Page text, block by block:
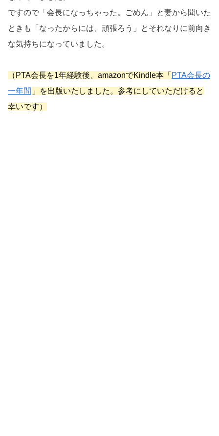
ですので「会長になっちゃった。ごめん」と妻から聞いた
ときも「なったからには、頑張ろう」とそれなりに前向き
な気持ちになっていました。
（PTA会長を1年経験後、amazonでKindle本「 PTA会長の
一年間 」を出版いたしました。参考にしていただけると
幸いです）